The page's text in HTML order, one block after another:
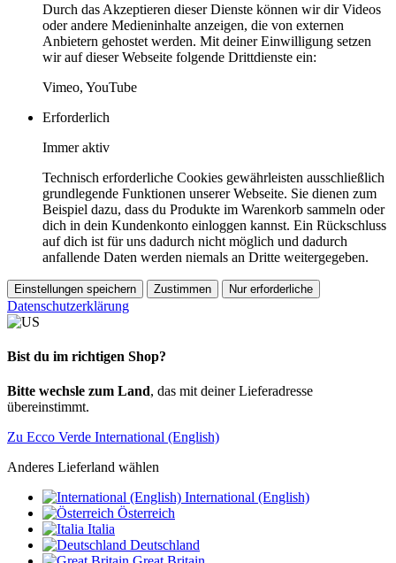
Durch das Akzeptieren dieser Dienste können wir dir Videos
oder andere Medieninhalte anzeigen, die von externen
Anbietern gehostet werden. Mit deiner Einwilligung setzen
wir auf dieser Webseite folgende Drittdienste ein:
Vimeo, YouTube
Erforderlich
Immer aktiv
Technisch erforderliche Cookies gewährleisten ausschließlich
grundlegende Funktionen unserer Webseite. Sie dienen zum
Beispiel dazu, dass du Produkte im Warenkorb sammeln oder
dich in dein Kundenkonto einloggen kannst. Ein Rückschluss
auf dich ist für uns dadurch nicht möglich und dadurch
anfallende Daten werden niemals an Dritte weitergegeben.
Einstellungen speichern Zustimmen Nur erforderliche
Datenschutzerklärung
Bist du im richtigen Shop?
Bitte wechsle zum Land, das mit deiner Lieferadresse
übereinstimmt.
Zu Ecco Verde International (English)
Anderes Lieferland wählen
International (English)
Österreich
Italia
Deutschland